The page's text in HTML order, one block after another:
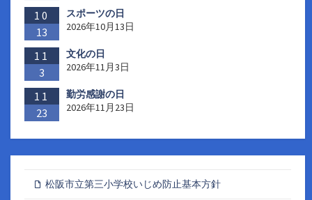
10
13
スポーツの日
2026年10月13日
11
3
文化の日
2026年11月3日
11
23
勤労感謝の日
2026年11月23日
松阪市立第三小学校いじめ防止基本方針